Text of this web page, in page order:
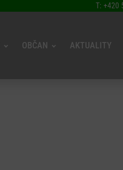
T: +420
OBČAN AKTUALITY